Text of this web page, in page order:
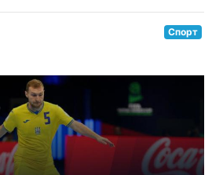
Спорт